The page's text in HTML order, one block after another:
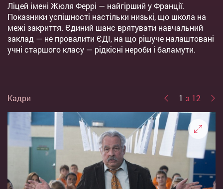
Ліцей імені Жюля Феррі — найгірший у Франції.
Показники успішності настільки низькі, що школа на
межі закриття. Єдиний шанс врятувати навчальний
заклад — не провалити ЄДІ, на що рішуче налаштовані
учні старшого класу — рідкісні нероби і баламути.
Кадри 1 з 12